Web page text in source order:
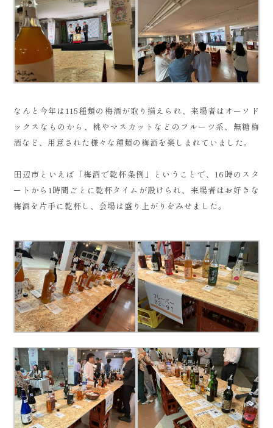
なんと今年は115種類の梅酒が取り揃えられ、来場者はオーソド
ックスなものから、桃やマスカットなどのフルーツ系、無糖梅
酒など、用意された様々な種類の梅酒を楽しまれていました。
田辺市といえば「梅酒で乾杯条例」ということで、16時のスタ
ートから1時間ごとに乾杯タイムが設けられ、来場者はお好きな
梅酒を片手に乾杯し、会場は盛り上がりをみせました。